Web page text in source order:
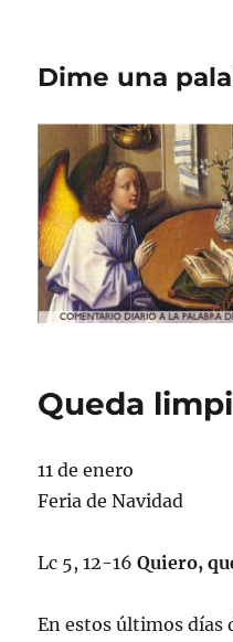
Dime una
Queda
11 de enero
Feria de Navidad
Lc 5, 12-16Quiero,
En estos últimos días